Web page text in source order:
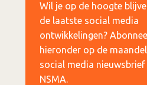
Wil je op de hoogte
de laatste social media
ontwikkelingen?
hieronder op de
social media nieuwsbrief
NSMA.